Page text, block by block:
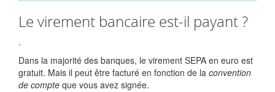
Le virement bancaire est-il payant ?
.
Dans la majorité des banques, le virement SEPA en euro est
gratuit. Mais il peut être facturé en fonction de la convention
de compte que vous avez signée.